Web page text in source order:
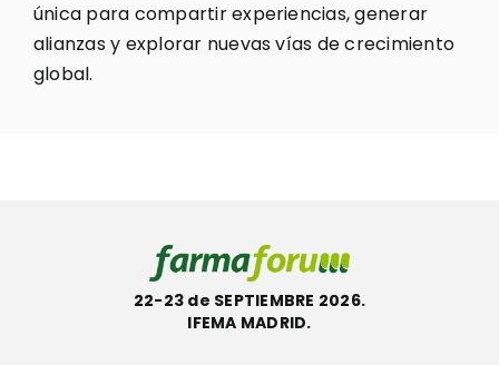
única para compartir experiencias, generar
alianzas y explorar nuevas vías de crecimiento
global.
22-23 de SEPTIEMBRE 2026.
IFEMA MADRID.